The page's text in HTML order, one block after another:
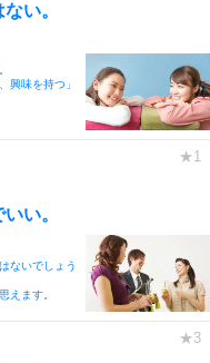
い。
興味を持つ」
い。
ないでしょう
えます。